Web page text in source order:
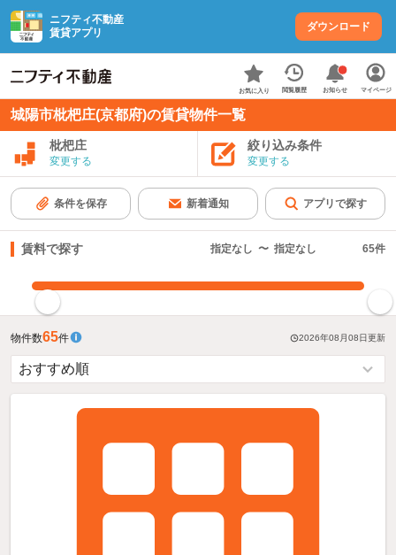
ニフティ不動産
賃貸アプリ
ダウンロード
お気に入り 閲覧履歴 お知らせ マイページ
城陽市枇杷庄(京都府)の賃貸物件一覧
枇杷庄
変更する
絞り込み条件
変更する
条件を保存 新着通知 アプリで探す
賃料で探す 指定なし 〜 指定なし 65件
物件数65件 2026年08月08日更新